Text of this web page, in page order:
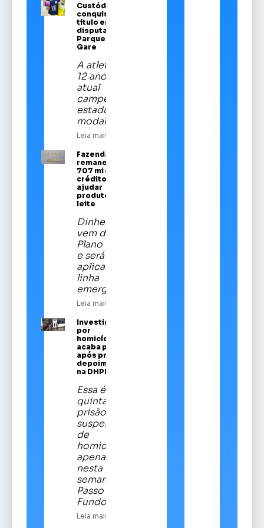
Custódio
conquista
título em
disputa no
Parque da
Gare
A atleta de
12 anos é a
atual
campeã
estadual da
modalidade
Leia mais
Fazenda
remaneja R$
707 mi em
crédito para
ajudar
produtores de
leite
Dinheiro
vem do
Plano Safra
e será
aplicado em
linha
emergencial
Leia mais
Investigado
por
homicídios
acaba preso
após prestar
depoimento
na DHPP
Essa é a
quinta
prisão de
suspeitos
de
homicídios
apenas
nesta
semana em
Passo
Fundo
Leia mais